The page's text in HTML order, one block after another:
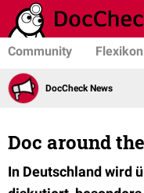
Community Flexikon
DocCheck News
Doc around
In Deutschland wird